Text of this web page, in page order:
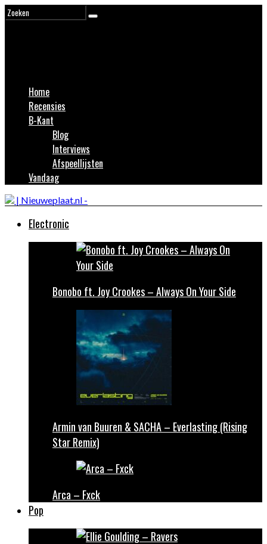
Home
Recensies
B-Kant
Blog
Interviews
Afspeellijsten
Vandaag
Electronic
Bonobo ft. Joy Crookes – Always On Your Side
Armin van Buuren & SACHA – Everlasting (Rising
Star Remix)
Arca – Fxck
Pop